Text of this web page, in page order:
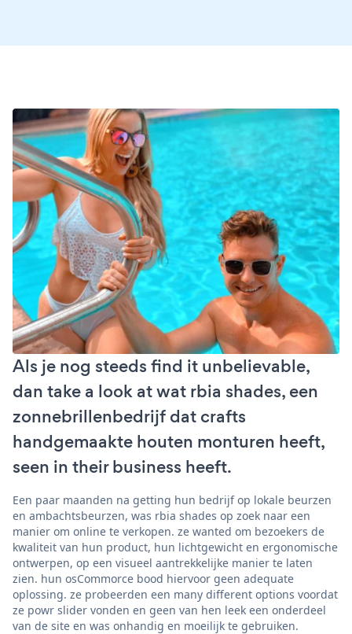
Als je nog steeds find it unbelievable,
dan take a look at wat rbia shades, een
zonnebrillenbedrijf dat crafts
handgemaakte houten monturen heeft,
seen in their business heeft.
Een paar maanden na getting hun bedrijf op lokale beurzen
en ambachtsbeurzen, was rbia shades op zoek naar een
manier om online te verkopen. ze wanted om bezoekers de
kwaliteit van hun product, hun lichtgewicht en ergonomische
ontwerpen, op een visueel aantrekkelijke manier te laten
zien. hun osCommorce bood hiervoor geen adequate
oplossing. ze probeerden een many different options voordat
ze powr slider vonden en geen van hen leek een onderdeel
van de site en was onhandig en moeilijk te gebruiken.